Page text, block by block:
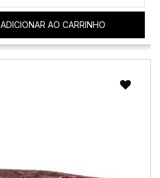
ADICIONAR AO CARRINHO